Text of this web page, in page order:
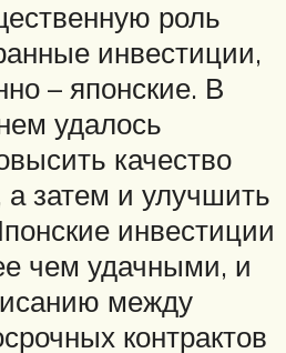
роль
инвестиции,
– японские. В
удалось
качество
а затем и улучшить
инвестиции
чем удачными, и
между
контрактов